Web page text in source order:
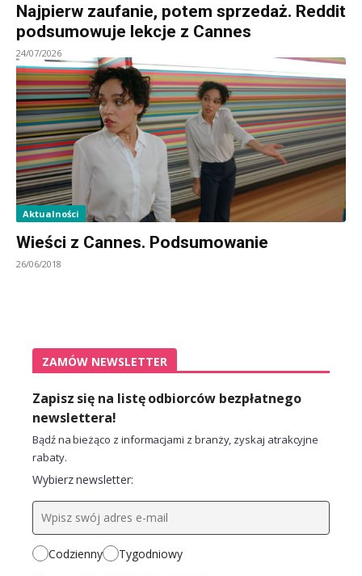
Najpierw zaufanie, potem sprzedaż. Reddit
podsumowuje lekcje z Cannes
24/07/2026
Aktualności
Wieści z Cannes. Podsumowanie
26/06/2018
ZAMÓW NEWSLETTER
Zapisz się na listę odbiorców bezpłatnego
newslettera!
Bądź na bieżąco z informacjami z branży, zyskaj atrakcyjne
rabaty.
Wybierz newsletter:
Codzienny Tygodniowy